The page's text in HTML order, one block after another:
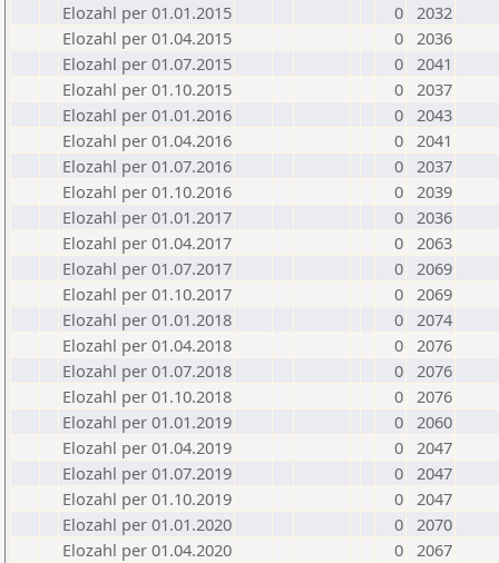
Elozahl per 01.01.2015
0 2032
Elozahl per 01.04.2015
0 2036
Elozahl per 01.07.2015
0 2041
Elozahl per 01.10.2015
0 2037
Elozahl per 01.01.2016
0 2043
Elozahl per 01.04.2016
0 2041
Elozahl per 01.07.2016
0 2037
Elozahl per 01.10.2016
0 2039
Elozahl per 01.01.2017
0 2036
Elozahl per 01.04.2017
0 2063
Elozahl per 01.07.2017
0 2069
Elozahl per 01.10.2017
0 2069
Elozahl per 01.01.2018
0 2074
Elozahl per 01.04.2018
0 2076
Elozahl per 01.07.2018
0 2076
Elozahl per 01.10.2018
0 2076
Elozahl per 01.01.2019
0 2060
Elozahl per 01.04.2019
0 2047
Elozahl per 01.07.2019
0 2047
Elozahl per 01.10.2019
0 2047
Elozahl per 01.01.2020
0 2070
Elozahl per 01.04.2020
0 2067